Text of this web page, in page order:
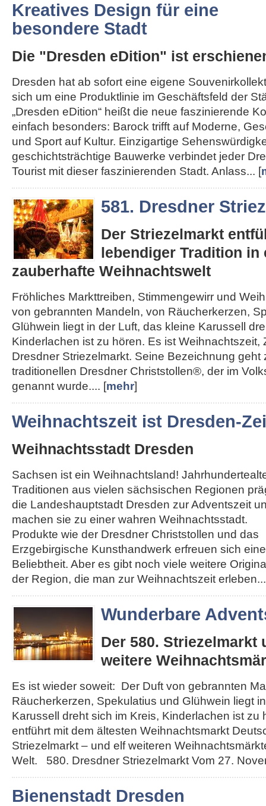
Kreatives Design für eine
besondere Stadt
Die "Dresden eDition" ist
Dresden hat ab sofort eine eigene
sich um eine Produktlinie im Geschäftsfeld der
„Dresden eDition“ heißt die neue faszinierende
einfach besonders: Barock trifft auf Moderne,
und Sport auf Kultur. Einzigartige
geschichtsträchtige Bauwerke verbindet jeder
Tourist mit dieser faszinierenden Stadt. Anlass... [
581. Dresdner
Der Striezelmarkt
lebendiger Tradition in
zauberhafte Weihnachtswelt
Fröhliches Markttreiben, Stimmengewirr und
von gebrannten Mandeln, von Räucherkerzen,
Glühwein liegt in der Luft, das kleine Karussell
Kinderlachen ist zu hören. Es ist Weihnachtszeit,
Dresdner Striezelmarkt. Seine Bezeichnung
traditionellen Dresdner Christstollen®, der im
genannt wurde.... [mehr]
Weihnachtszeit ist Dresden-
Weihnachtsstadt Dresden
Sachsen ist ein Weihnachtsland!
Traditionen aus vielen sächsischen Regionen
die Landeshauptstadt Dresden zur Adventszeit
machen sie zu einer wahren Weihnachtsstadt.
Produkte wie der Dresdner Christstollen und das
Erzgebirgische Kunsthandwerk erfreuen sich
Beliebtheit. Aber es gibt noch viele weitere
der Region, die man zur Weihnachtszeit
Wunderbare
Der 580. Striezelmarkt
weitere
Es ist wieder soweit: Der Duft von gebrannten
Räucherkerzen, Spekulatius und Glühwein liegt
Karussell dreht sich im Kreis, Kinderlachen ist zu
entführt mit dem ältesten Weihnachtsmarkt
Striezelmarkt – und elf weiteren
Welt. 580. Dresdner Striezelmarkt Vom 27.
Bienenstadt Dresden